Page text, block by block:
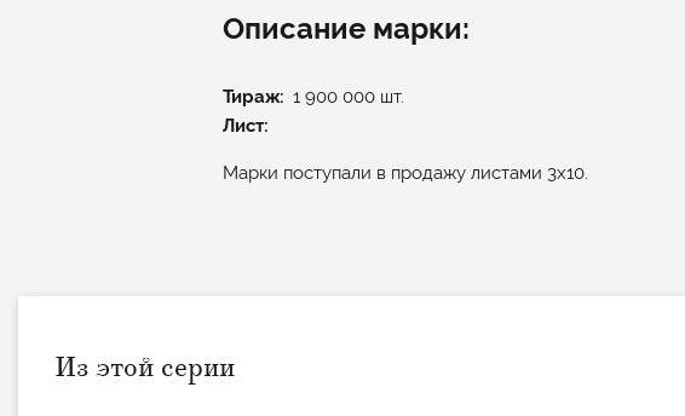
Описание марки:
Тираж
1 900 000 шт.
Лист:
Марки поступали в продажу листами 3х10.
Из этой серии